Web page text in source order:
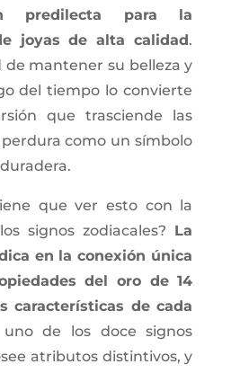
predilecta para la
joyas de alta calidad.
de mantener su belleza y
del tiempo lo convierte
que trasciende las
como un símbolo
que ver esto con la
signos zodiacales? La
en la conexión única
del oro de 14
características de cada
de los doce signos
atributos distintivos, y